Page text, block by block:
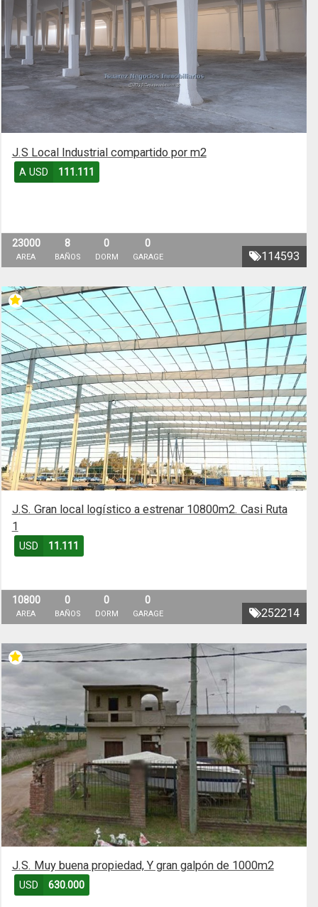
114593
J.S Local Industrial compartido por m2
A USD 111.111
23000
AREA
8
BAÑOS
0
DORM
0
GARAGE
252214
J.S. Gran local logístico a estrenar 10800m2. Casi Ruta
1
USD 11.111
10800
AREA
0
BAÑOS
0
DORM
0
GARAGE
J.S. Muy buena propiedad, Y gran galpón de 1000m2
USD 630.000